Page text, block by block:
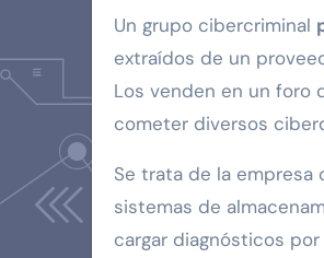
Un grupo cibercriminal
extraídos de un
Los venden en un foro
cometer diversos
Se trata de la empresa
sistemas de
cargar diagnósticos